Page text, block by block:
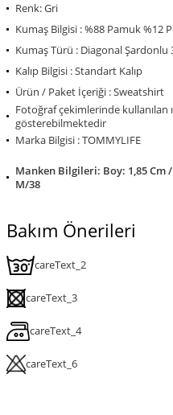
Renk: Gri
Kumaş Bilgisi : %88 Pamuk %12
Kumaş Türü : Diagonal Şardonlu
Kalıp Bilgisi : Standart Kalıp
Ürün / Paket İçeriği : Sweatshirt
Fotoğraf çekimlerinde kullanılan
gösterebilmektedir
Marka Bilgisi : TOMMYLIFE
Manken Bilgileri: Boy: 1,85 Cm
M/38
Bakım Önerileri
careText_2
careText_3
careText_4
careText_6